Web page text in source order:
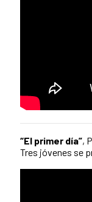
“El primer día”,
Tres jóvenes se